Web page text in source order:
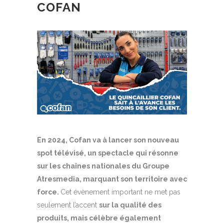
COFAN
En 2024, Cofan va à lancer son nouveau
spot télévisé, un spectacle qui résonne
sur les chaînes nationales du Groupe
Atresmedia, marquant son territoire avec
force. Cet évènement important ne met pas
seulement l’accent sur la qualité des
produits, mais célèbre également